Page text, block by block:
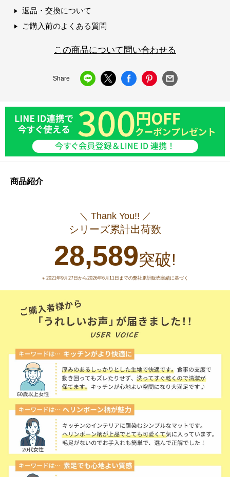
返品・交換について
ご購入前のよくある質問
この商品について問い合わせる
Share
商品紹介
＼ Thank You!! ／
シリーズ累計出荷数
28,589突破!
※ 2021年9月27日から2026年6月11日までの弊社累計販売実績に基づく